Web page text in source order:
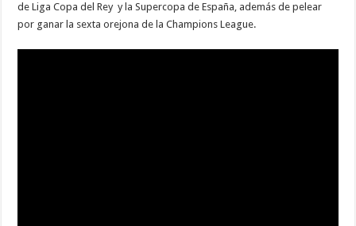
de Liga Copa del Rey y la Supercopa de España, además de pelear
por ganar la sexta orejona de la Champions League.